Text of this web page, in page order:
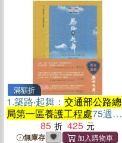
滿額折
1.築路‧起舞： 交通部公路總
局第一區養護工程處75週年
紀念專刊85 425
無庫存